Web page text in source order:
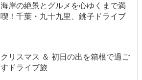
海岸の絶景とグルメを心ゆくまで満
喫！千葉・九十九里、銚子ドライブ
クリスマス ＆ 初日の出を箱根で過ご
すドライブ旅